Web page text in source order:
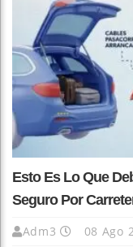
Esto Es Lo Que
Seguro Por
Adm3 08 Ago